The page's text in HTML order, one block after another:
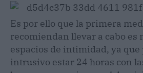
Es por ello que la primera
recomiendan llevar a cabo es
espacios de intimidad, ya que
intrusivo estar 24 horas con